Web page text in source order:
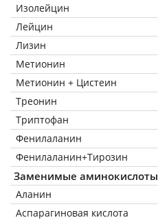
Изолейцин
Лейцин
Лизин
Метионин
Метионин + Цистеин
Треонин
Триптофан
Фенилаланин
Фенилаланин+Тирозин
Заменимые аминокислоты
Аланин
Аспарагиновая кислота